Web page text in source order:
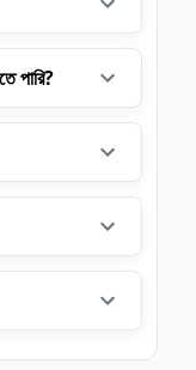
পারি?